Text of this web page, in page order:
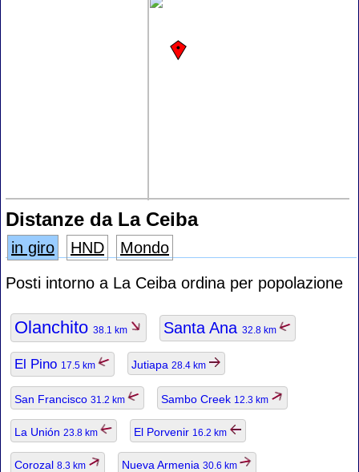
Distanze da La Ceiba
in giro HND
Mondo
Posti intorno a La Ceiba ordina per popolazione
Olanchito 38.1 km Santa Ana 32.8 km
El Pino 17.5 km Jutiapa 28.4 km
San Francisco 31.2 km Sambo Creek 12.3 km
La Unión 23.8 km El Porvenir 16.2 km
Corozal 8.3 km Nueva Armenia 30.6 km